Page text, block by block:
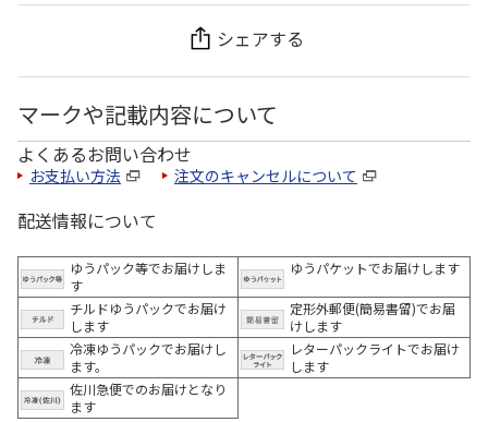
シェアする
マークや記載内容について
よくあるお問い合わせ
お支払い方法 注文のキャンセルについて
配送情報について
ゆうパック等でお届けしま
す
ゆうパケットでお届けします
チルドゆうパックでお届け
します
定形外郵便(簡易書留)でお届
けします
冷凍ゆうパックでお届けし
ます。
レターパックライトでお届け
します
佐川急便でのお届けとなり
ます